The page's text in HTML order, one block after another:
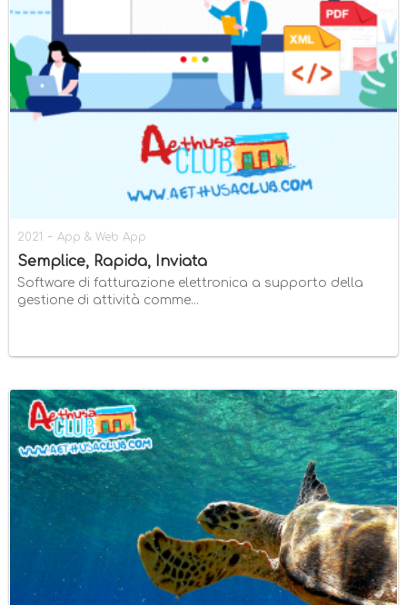
2021 - App & Web App
Semplice, Rapida, Inviata
Software di fatturazione elettronica a supporto della
gestione di attività comme...